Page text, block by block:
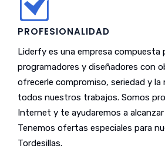
PROFESIONALIDAD
Liderfy es una empresa compuesta
programadores y diseñadores con
ofrecerle compromiso, seriedad y la
todos nuestros trabajos. Somos
Internet y te ayudaremos a
Tenemos ofertas especiales para
Tordesillas.